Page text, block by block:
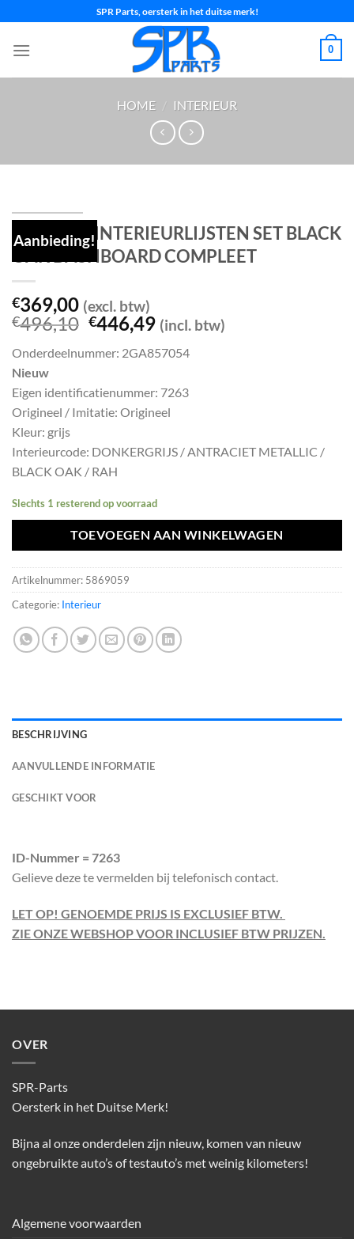
inhoud
SPR Parts, oersterk in het duitse merk!
0
HOME / INTERIEUR
Aanbieding!
VW T-Roc INTERIEURLIJSTEN SET BLACK
OAK DASHBOARD COMPLEET
€369,00 (excl. btw)
€496,10 Oorspronkelijke
was:
€446,49Huidige
prijs
is:
(incl. btw)
Onderdeelnummer: 2GA857054
Nieuw
Eigen identificatienummer: 7263
Origineel / Imitatie: Origineel
Kleur: grijs
Interieurcode: DONKERGRIJS / ANTRACIET METALLIC /
BLACK OAK / RAH
Slechts 1 resterend op voorraad
TOEVOEGEN AAN WINKELWAGEN
Artikelnummer: 5869059
Categorie: Interieur
BESCHRIJVING
AANVULLENDE INFORMATIE
GESCHIKT VOOR
ID-Nummer = 7263
Gelieve deze te vermelden bij telefonisch contact.
LET OP! GENOEMDE PRIJS IS EXCLUSIEF BTW.
ZIE ONZE WEBSHOP VOOR INCLUSIEF BTW PRIJZEN.
OVER
SPR-Parts
Oersterk in het Duitse Merk!
Bijna al onze onderdelen zijn nieuw, komen van nieuw
ongebruikte auto’s of testauto’s met weinig kilometers!
Algemene voorwaarden